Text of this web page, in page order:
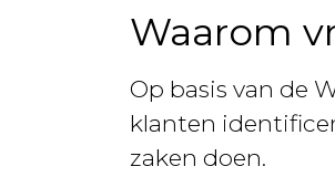
Waarom
Op basis van de
klanten
zaken doen.